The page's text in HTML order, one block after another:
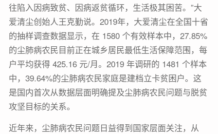
往陷入因病致贫、因病返贫循环，生活极其困苦。”大
爱清尘创始人王克勤说。2019年，大爱清尘在全国十省
的抽样调查数据显示，在 1580 个有效样本中，27.85%
的尘肺病农民目前正在城乡居民最低生活保障范围，每
户平均获得 425.16 元/月。2019 年调研的 1481 个样本
中，39.64%的尘肺病农民家庭是建档立卡贫困户。这
是国内首次从数据层面明确提及尘肺病农民问题与脱贫
攻坚目标的关系。
近年来，尘肺病农民问题日益得到国家层面关注，从